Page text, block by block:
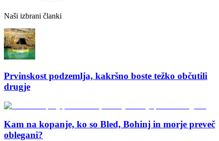
Naši izbrani članki
Prvinskost podzemlja, kakršno boste težko občutili
drugje
Kam na kopanje, ko so Bled, Bohinj in morje preveč
oblegani?